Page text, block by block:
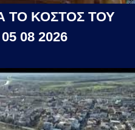
ΤΟ ΚΟΣΤΟΣ ΤΟΥ
08 2026